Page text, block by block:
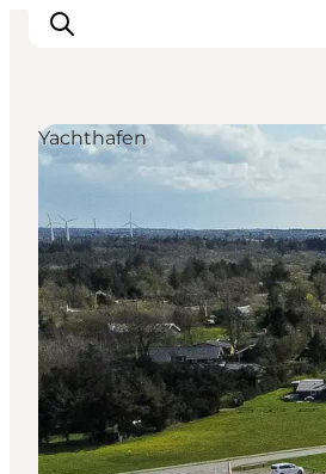
Erlebnisse
Unsere Städte
Essen & Übernachtung
Tickets kaufen
Plane deine Reise
Yachthafen